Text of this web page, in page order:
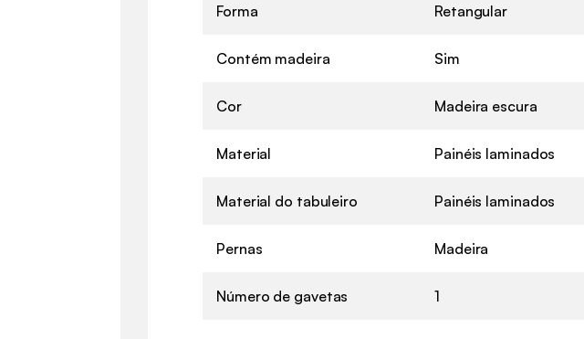
Forma Retangular
Contém madeira Sim
Cor Madeira escura
Material Painéis laminados
Material do tabuleiro Painéis laminados
Pernas Madeira
Número de gavetas 1